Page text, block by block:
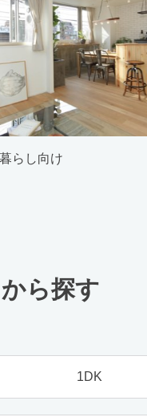
らし向け
ら探す
1DK